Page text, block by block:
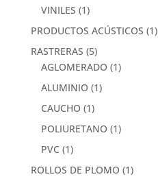
VINILES (1)
PRODUCTOS ACÚSTICOS (1)
RASTRERAS (5)
AGLOMERADO (1)
ALUMINIO (1)
CAUCHO (1)
POLIURETANO (1)
PVC (1)
ROLLOS DE PLOMO (1)